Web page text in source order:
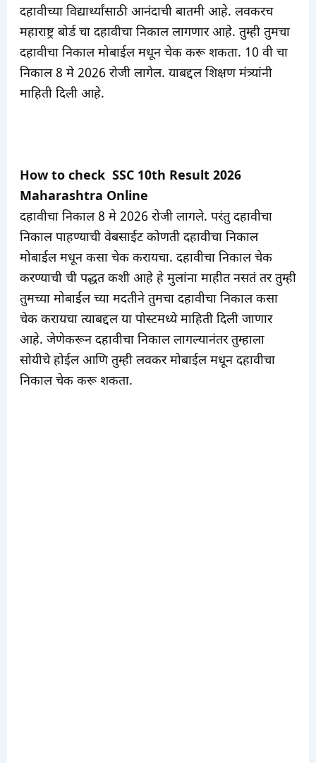
दहावीच्या विद्यार्थ्यांसाठी आनंदाची बातमी आहे. लवकरच
महाराष्ट्र बोर्ड चा दहावीचा निकाल लागणार आहे. तुम्ही तुमचा
दहावीचा निकाल मोबाईल मधून चेक करू शकता. 10 वी चा
निकाल 8 मे 2026 रोजी लागेल. याबद्दल शिक्षण मंत्र्यांनी
माहिती दिली आहे.
How to check SSC 10th Result 2026
Maharashtra Online
दहावीचा निकाल 8 मे 2026 रोजी लागले. परंतु दहावीचा
निकाल पाहण्याची वेबसाईट कोणती दहावीचा निकाल
मोबाईल मधून कसा चेक करायचा. दहावीचा निकाल चेक
करण्याची ची पद्धत कशी आहे हे मुलांना माहीत नसतं तर तुम्ही
तुमच्या मोबाईल च्या मदतीने तुमचा दहावीचा निकाल कसा
चेक करायचा त्याबद्दल या पोस्टमध्ये माहिती दिली जाणार
आहे. जेणेकरून दहावीचा निकाल लागल्यानंतर तुम्हाला
सोयीचे होईल आणि तुम्ही लवकर मोबाईल मधून दहावीचा
निकाल चेक करू शकता.